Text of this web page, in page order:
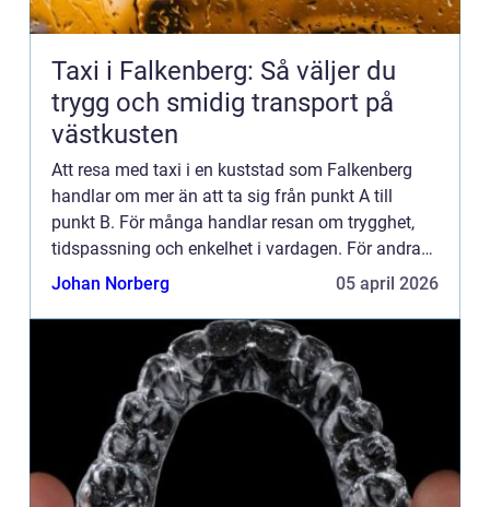
Taxi i Falkenberg: Så väljer du
trygg och smidig transport på
västkusten
Att resa med taxi i en kuststad som Falkenberg
handlar om mer än att ta sig från punkt A till
punkt B. För många handlar resan om trygghet,
tidspassning och enkelhet i vardagen. För andra
handlar den om att kunna njuta av h...
Johan Norberg 05 april 2026